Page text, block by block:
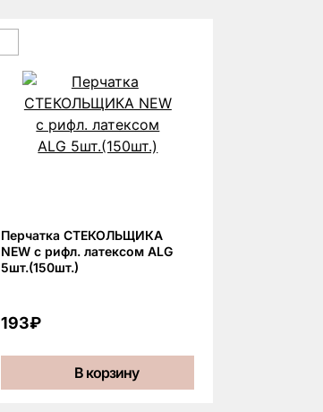
Перчатка СТЕКОЛЬЩИКА
NEW с рифл. латексом ALG
5шт.(150шт.)
193₽
В корзину